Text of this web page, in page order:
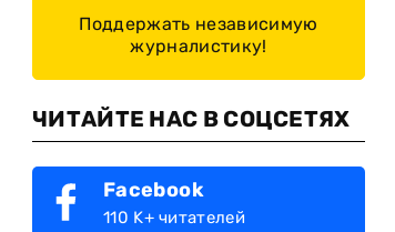
Поддержать независимую
журналистику!
ЧИТАЙТЕ НАС В СОЦСЕТЯХ
Facebook
110 K+ читателей